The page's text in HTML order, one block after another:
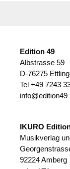
Edition 49
Albstrasse 59
D-76275
Tel +49 7243
info@edition49
IKURO
Musikverlag
92224 Amberg